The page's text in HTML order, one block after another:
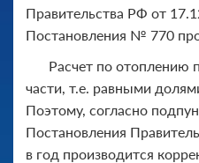
Правительства РФ от
Постановления № 770
Расчет по отоплению
части, т.е. равными
Поэтому, согласно
Постановления
в год производится